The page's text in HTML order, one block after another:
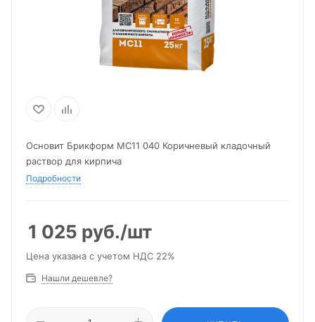
Основит Брикформ МС11 040 Коричневый кладочный
раствор для кирпича
Подробности
1 025 руб./шт
Цена указана с учетом НДС 22%
Нашли дешевле?